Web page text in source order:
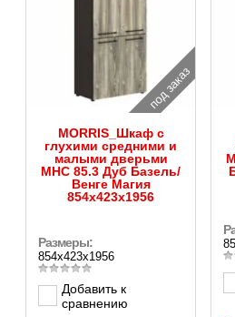
под заказ
MORRIS_Шкаф с
глухими средними и
малыми дверьми
MHC 85.3 Дуб Базель/
Венге Магия
854х423х1956
Размеры:
854х423х1956
Добавить к
сравнению